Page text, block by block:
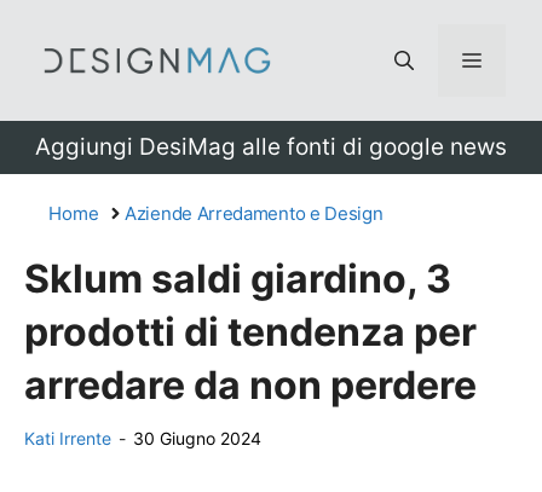
Menu
Aggiungi DesiMag alle fonti di google news
Home Aziende Arredamento e Design
Sklum saldi giardino, 3
prodotti di tendenza per
arredare da non perdere
Kati Irrente - 30 Giugno 2024